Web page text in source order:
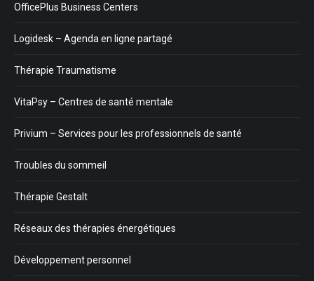
OfficePlus Business Centers
Logidesk – Agenda en ligne partagé
Thérapie Traumatisme
VitaPsy – Centres de santé mentale
Privium – Services pour les professionnels de santé
Troubles du sommeil
Thérapie Gestalt
Réseaux des thérapies énergétiques
Développement personnel